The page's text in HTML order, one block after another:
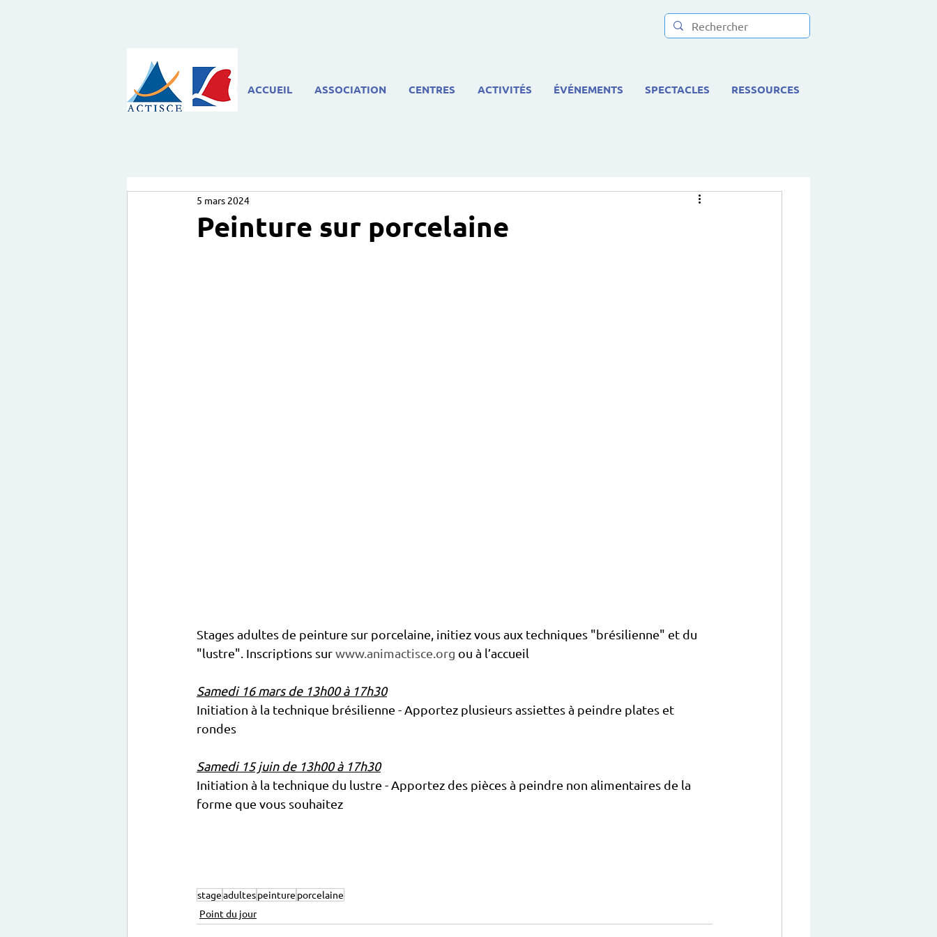
ACCUEIL ASSOCIATION CENTRES ACTIVITÉS ÉVÉNEMENTS SPECTACLES RESSOURCES
Peinture sur porcelaine
5 mars 2024
Stages adultes de peinture sur porcelaine, initiez vous aux techniques "brésilienne" et du
"lustre". Inscriptions sur www.animactisce.org ou à l’accueil
Samedi 16 mars de 13h00 à 17h30
Initiation à la technique brésilienne - Apportez plusieurs assiettes à peindre plates et
rondes
Samedi 15 juin de 13h00 à 17h30
Initiation à la technique du lustre - Apportez des pièces à peindre non alimentaires de la
forme que vous souhaitez
stageadultespeinture porcelaine
Point du jour